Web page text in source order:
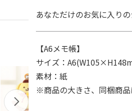
あなただけのお気に入り
【A6メモ帳】
サイズ：
素材：紙
※商品の大きさ、同梱商品